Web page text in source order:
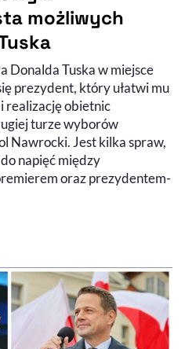
możliwych
Donalda Tuska w miejsce
prezydent, który ułatwi mu
realizację obietnic
turze wyborów
Nawrocki. Jest kilka spraw,
napięć między
oraz prezydentem-